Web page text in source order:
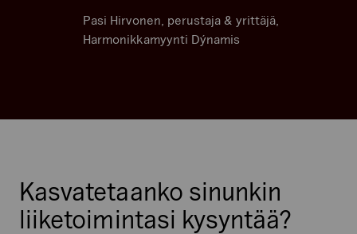
Pasi Hirvonen, perustaja & yrittäjä,
Harmonikkamyynti Dýnamis
Kasvatetaanko sinunkin
liiketoimintasi kysyntää?